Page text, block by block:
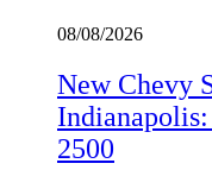
08/08/2026
New Chevy
2500